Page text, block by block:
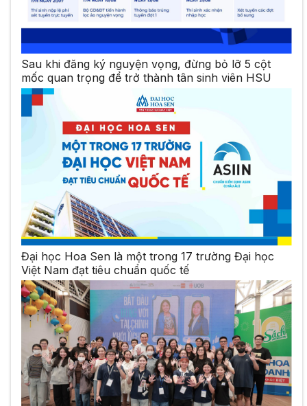
Sau khi đăng ký nguyện vọng, đừng bỏ lỡ 5 cột
mốc quan trọng để trở thành tân sinh viên HSU
Đại học Hoa Sen là một trong 17 trường Đại học
Việt Nam đạt tiêu chuẩn quốc tế